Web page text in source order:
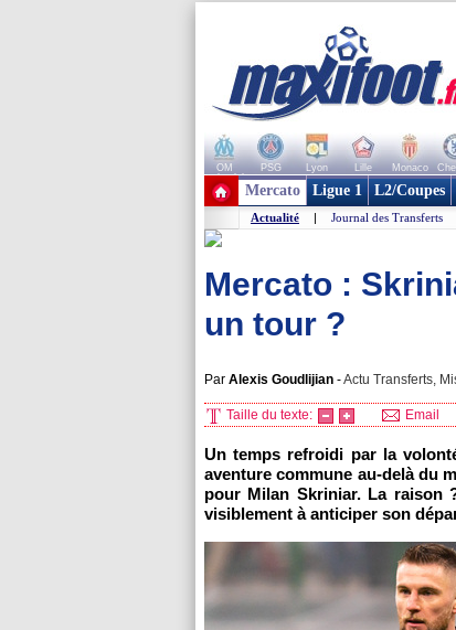
OM PSG Lyon Lille Monaco
+ de clubs
Mercato Ligue 1 L2/Coupes
Actualité | Journal des Transferts
Mercato :
un tour ?
Par Alexis Goudlijian -Actu Transferts,
Taille du texte: Email
Un temps refroidi par la
aventure commune au-delà du
pour Milan Skriniar. La raison
visiblement à anticiper son